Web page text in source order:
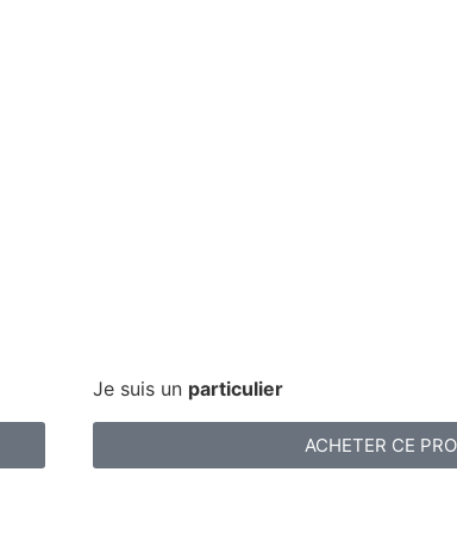
Je suis un particulier
ACHETER CE